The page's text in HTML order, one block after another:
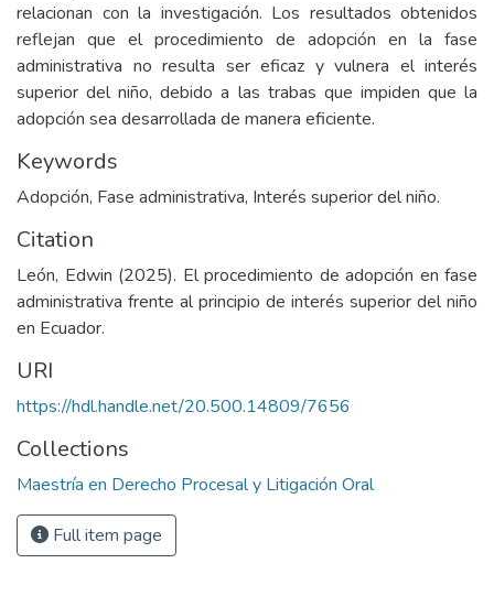
relacionan con la investigación. Los resultados obtenidos
reflejan que el procedimiento de adopción en la fase
administrativa no resulta ser eficaz y vulnera el interés
superior del niño, debido a las trabas que impiden que la
adopción sea desarrollada de manera eficiente.
Keywords
Adopción, Fase administrativa, Interés superior del niño.
Citation
León, Edwin (2025). El procedimiento de adopción en fase
administrativa frente al principio de interés superior del niño
en Ecuador.
URI
https://hdl.handle.net/20.500.14809/7656
Collections
Maestría en Derecho Procesal y Litigación Oral
Full item page